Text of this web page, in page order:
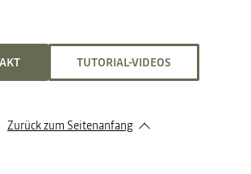
TUTORIAL-VIDEOS
Zurück zum Seitenanfang